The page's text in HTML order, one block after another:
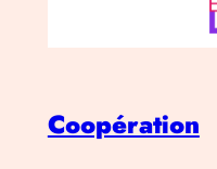
Coopération